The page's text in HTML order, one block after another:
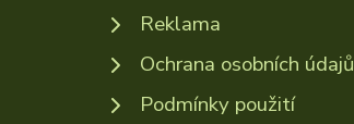
Reklama
Ochrana osobních údajů
Podmínky použití